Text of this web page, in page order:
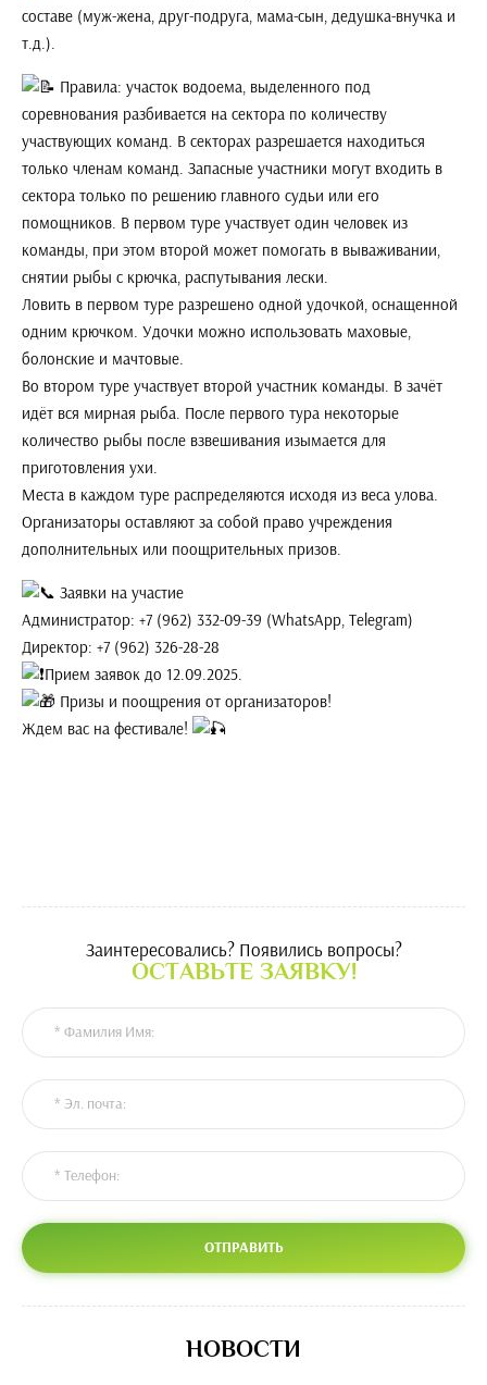
составе (муж-жена, друг-подруга, мама-сын, дедушка-внучка и
т.д.).
Правила: участок водоема, выделенного под
соревнования разбивается на сектора по количеству
участвующих команд. В секторах разрешается находиться
только членам команд. Запасные участники могут входить в
сектора только по решению главного судьи или его
помощников. В первом туре участвует один человек из
команды, при этом второй может помогать в вываживании,
снятии рыбы с крючка, распутывания лески.
Ловить в первом туре разрешено одной удочкой, оснащенной
одним крючком. Удочки можно использовать маховые,
болонские и мачтовые.
Во втором туре участвует второй участник команды. В зачёт
идёт вся мирная рыба. После первого тура некоторые
количество рыбы после взвешивания изымается для
приготовления ухи.
Места в каждом туре распределяются исходя из веса улова.
Организаторы оставляют за собой право учреждения
дополнительных или поощрительных призов.
Заявки на участие
Администратор: +7 (962) 332-09-39 (WhatsApp, Telegram)
Директор: +7 (962) 326-28-28
Прием заявок до 12.09.2025.
Призы и поощрения от организаторов!
Ждем вас на фестивале!
Заинтересовались? Появились вопросы?
ОСТАВЬТЕ ЗАЯВКУ!
ОТПРАВИТЬ
НОВОСТИ